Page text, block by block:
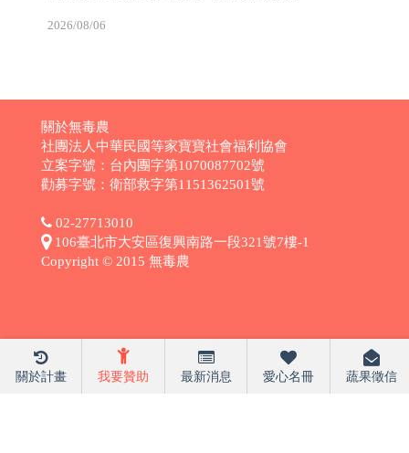
2026/08/06
關於計畫 我要贊助 最新消息 愛心名冊 蔬果徵信
關於無毒農
社團法人中華民國等家寶寶社會福利協會
立案字號：台內團字第1070087702號
勸募字號：衛部救字第1151362501號
02-27713010
106臺北市大安區復興南路一段321號7樓-1
Copyright © 2015 無毒農